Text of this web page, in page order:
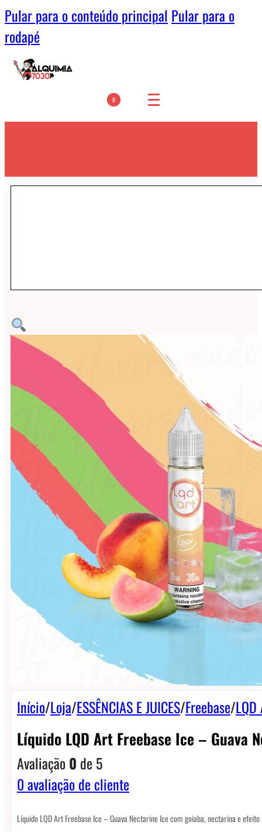
Pular para o conteúdo principal Pular para o
rodapé
0
Início/Loja/ESSÊNCIAS E JUICES/Freebase/
Líquido LQD Art Freebase Ice – Guava
Avaliação0 de 5
0avaliação de cliente
Líquido LQD Art Freebase Ice – Guava Nectarine Ice com goiaba, nectarina e